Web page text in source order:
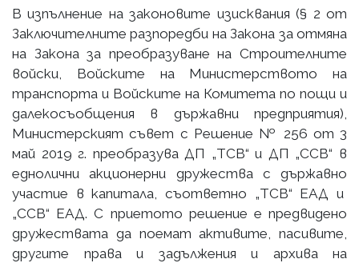
В изпълнение на законовите изисквания (§ 2 от
Заключителните разпоредби на Закона за отмяна
на Закона за преобразуване на Строителните
войски, Войските на Министерството на
транспорта и Войските на Комитета по пощи и
далекосъобщения в държавни предприятия),
Министерският съвет с Решение № 256 от 3
май 2019 г. преобразува ДП „ТСВ“ и ДП „ССВ“ в
еднолични акционерни дружества с държавно
участие в капитала, съответно „ТСВ“ ЕАД и
„ССВ“ ЕАД. С приетото решение е предвидено
дружествата да поемат активите, пасивите,
другите права и задължения и архива на